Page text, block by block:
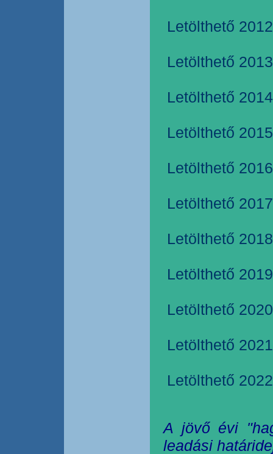
Letölthető
Letölthető
Letölthető
Letölthető
Letölthető
Letölthető
Letölthető
Letölthető
Letölthető
Letölthető
Letölthető
A jövő évi
leadási